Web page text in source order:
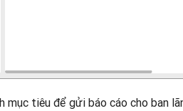
mục tiêu để gửi báo cáo cho ban